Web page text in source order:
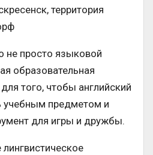
территория
не просто языковой
образовательная
того, чтобы английский
учебным предметом и
для игры и дружбы.